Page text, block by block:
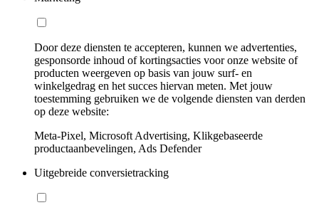
Door deze diensten te accepteren, kunnen we advertenties,
gesponsorde inhoud of kortingsacties voor onze website of
producten weergeven op basis van jouw surf- en
winkelgedrag en het succes hiervan meten. Met jouw
toestemming gebruiken we de volgende diensten van derden
op deze website:
Meta-Pixel, Microsoft Advertising, Klikgebaseerde
productaanbevelingen, Ads Defender
Uitgebreide conversietracking